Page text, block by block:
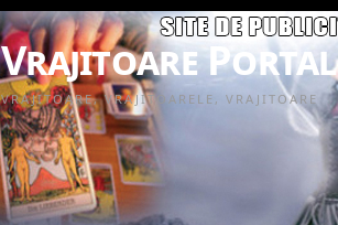
Vrajitoare
VRAJITOARE, VRAJITOARELE, VRAJITOARE